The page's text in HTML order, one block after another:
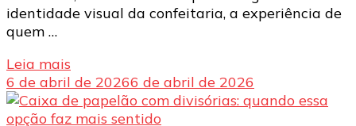
identidade visual da confeitaria, a experiência de
quem …
Leia mais
6 de abril de 20266 de abril de 2026